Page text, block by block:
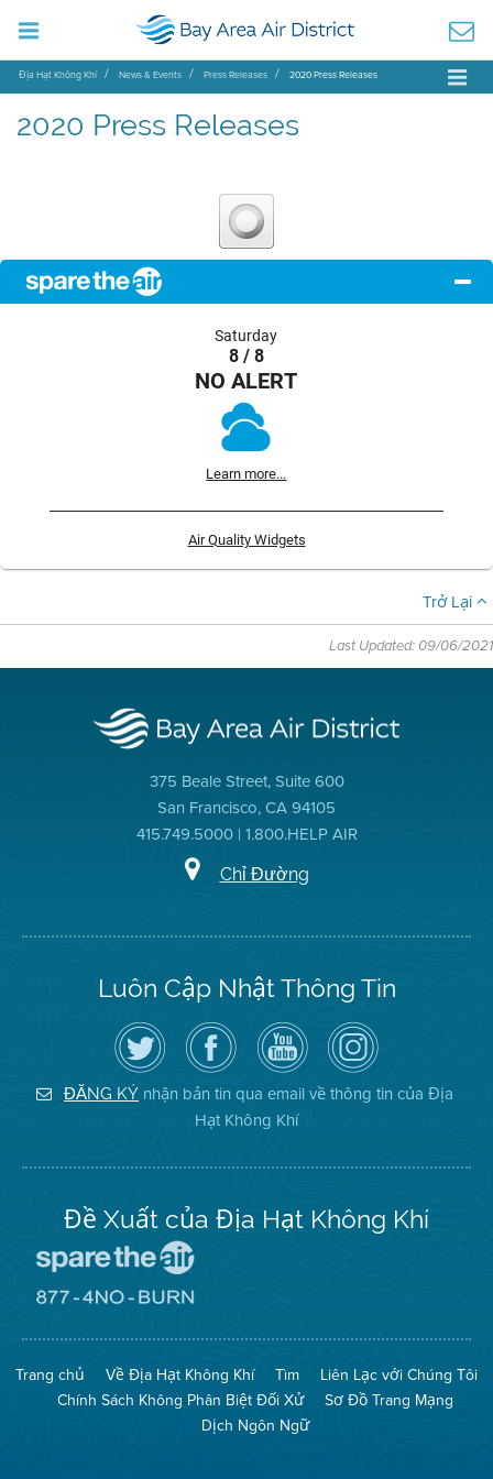
Địa Hạt Không Khí News & Events Press Releases 2020 Press Releases
2020 Press Releases
Saturday
8 / 8
NO ALERT
Learn more...
Air Quality Widgets
Trở Lại
Last Updated: 09/06/2021
375 Beale Street, Suite 600
San Francisco, CA 94105
415.749.5000 | 1.800.HELP AIR
Chỉ Đường
Luôn Cập Nhật Thông Tin
Hãy
theo
dõi
Địa
Hạt
Không
Truy
cập
Trang
Facebook
của
Địa
Hạt
Kênh
YouTube
của
Địa
Hạt
Không
Khí
Air
District
on
Instagram
ĐĂNG KÝ nhận bản tin qua email về thông tin của Địa
Hạt Không Khí
Đề Xuất của Địa Hạt Không Khí
The
(Bảo
Toàn
Không
Khí)
Mạng
No
Burn
(Không
Đốt)
Trang chủ Về Địa Hạt Không Khí Tìm
Liên Lạc với Chúng Tôi
Chính Sách Không Phân Biệt Đối Xử
Sơ Đồ Trang Mạng
Dịch Ngôn Ngữ